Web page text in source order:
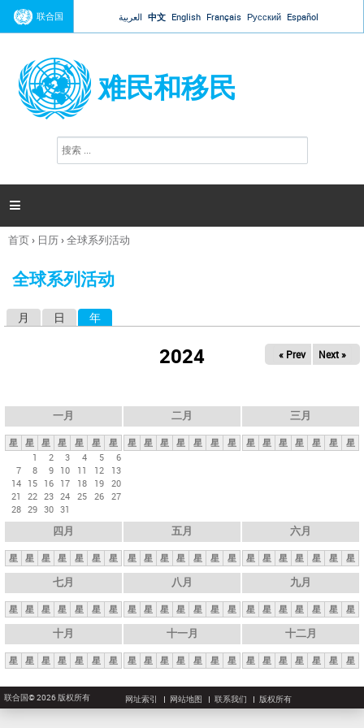
Jump to navigation
联合国 العربية 中文 English Français Русский Español
难民和移民
搜
索

你
这
首页› 日历›全球系列活动
全球系列活动
月 日 年
2024 « Prev Next »
一月
星 星 星 星 星 星
星
1
2 3 4 5
6
7
8 9 10 11 12
13
14 15 16 17 18 19 20
21
22 23 24 25 26 27
28 29 30 31
二月
星 星 星 星 星 星 星
三月
星 星 星 星 星 星 星
四月
星 星 星 星 星 星 星
五月
星 星 星 星 星 星 星
六月
星 星 星 星 星 星 星
七月
星 星 星 星 星 星 星
八月
星 星 星 星 星 星 星
九月
星 星 星 星 星 星 星
十月
星 星 星 星 星 星 星
十一月
星 星 星 星 星 星 星
十二月
星 星 星 星 星 星 星
联合国© 2026 版权所有 网址索引 网站地图 联系我们 版权所有